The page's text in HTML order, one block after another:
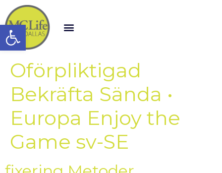
Open toolbar
Oförpliktigad
Bekräfta Sända •
Europa Enjoy the
Game sv-SE